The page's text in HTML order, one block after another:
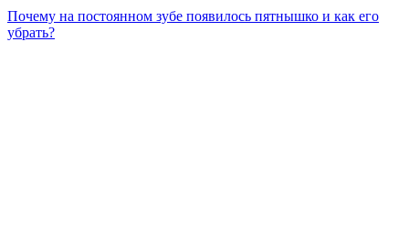
Почему на постоянном зубе появилось пятнышко и как его
убрать?